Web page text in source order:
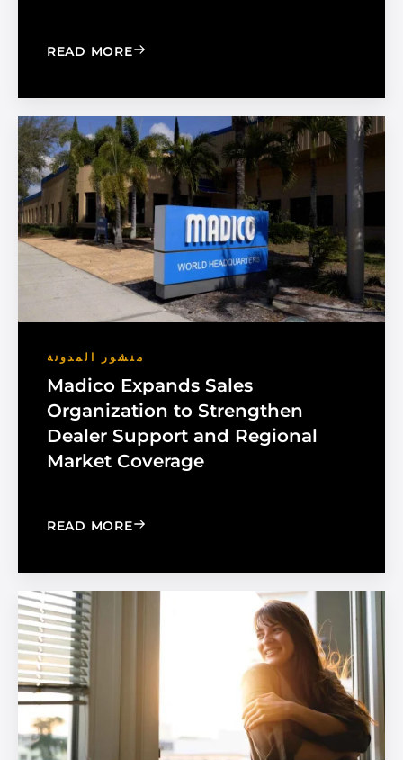
READ MORE: CHOOSE THE RIGHT BLACK PEARL
منشور المدونة
Madico Expands Sales
Organization to Strengthen
Dealer Support and Regional
Market Coverage
READ MORE: MADICO EXPANDS SALES